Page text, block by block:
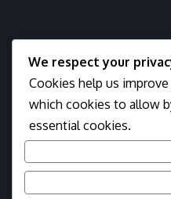
We respect your
Cookies help us
which cookies to allow
essential cookies.